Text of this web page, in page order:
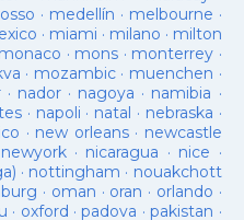
· medellín · melbourne ·
· miami · milano · milton
monaco · mons · monterrey ·
· mozambic· muenchen ·
· nador · nagoya · namibia ·
· napoli · natal · nebraska ·
· new orleans· newcastle
newyork· nicaragua · nice ·
· nottingham · nouakchott
· oman · oran · orlando ·
· oxford ·padova ·pakistan ·